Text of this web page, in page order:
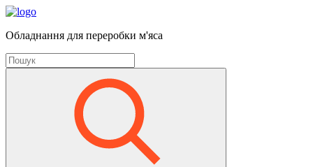
Обладнання для переробки м'яса